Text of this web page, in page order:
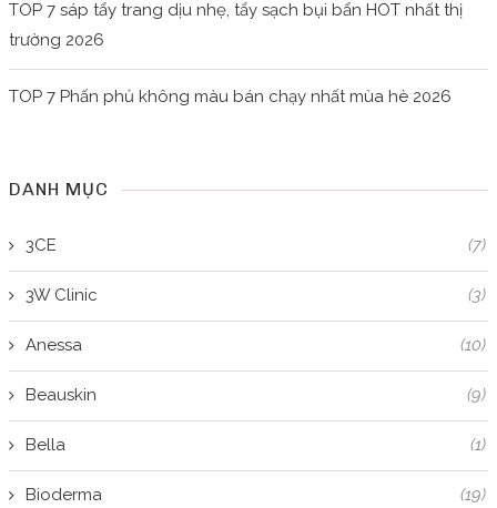
TOP 7 sáp tẩy trang dịu nhẹ, tẩy sạch bụi bẩn HOT nhất thị
trường 2026
TOP 7 Phấn phủ không màu bán chạy nhất mùa hè 2026
DANH MỤC
3CE (7)
3W Clinic (3)
Anessa (10)
Beauskin (9)
Bella (1)
Bioderma (19)